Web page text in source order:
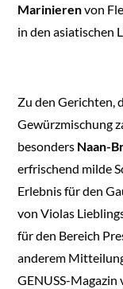
Marinierenvon
in den asiatischen
Zu den Gerichten,
Gewürzmischung
besonders Naan-
erfrischend milde
Erlebnis für den
von Violas
für den Bereich
anderem
GENUSS-Magazin